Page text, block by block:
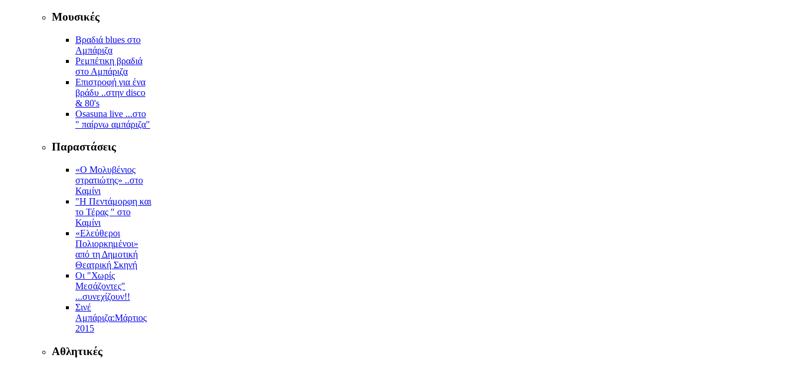
Μουσικές
Βραδιά blues στο
Αμπάριζα
Ρεμπέτικη βραδιά
στο Αμπάριζα
Επιστροφή για ένα
βράδυ ..στην disco
& 80's
Osasuna live ...στο
" παίρνω αμπάριζα"
Παραστάσεις
«Ο Μολυβένιος
στρατιώτης» ..στο
Καμίνι
"Η Πεντάμορφη και
το Τέρας " στο
Καμίνι
«Ελεύθεροι
Πολιορκημένοι»
από τη Δημοτική
Θεατρική Σκηνή
Οι "Χωρίς
Μεσάζοντες"
...συνεχίζουν!!
Σινέ
Αμπάριζα:Mάρτιος
2015
Αθλητικές